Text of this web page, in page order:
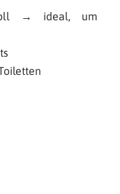
→ ideal, um